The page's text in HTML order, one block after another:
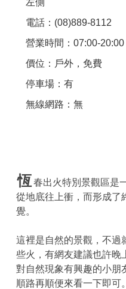
電話：(08)889-8112
營業時間：07:00-20:00
價位：戶外，免費
停車場：有
無線網路：無
恆春出火特別景觀區是
從地底往上衝，而形成了
覺。
這裡是自然的景觀，不過
些火，有網友建議也許晚
對自然現象有興趣的小朋
順路再順便來看一下即可。